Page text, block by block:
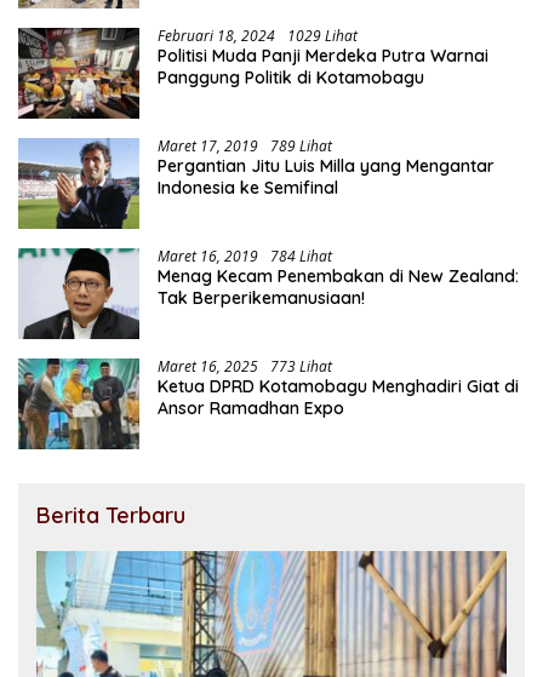
Februari 18, 2024 1029 Lihat
Politisi Muda Panji Merdeka Putra Warnai
Panggung Politik di Kotamobagu
Maret 17, 2019 789 Lihat
Pergantian Jitu Luis Milla yang Mengantar
Indonesia ke Semifinal
Maret 16, 2019 784 Lihat
Menag Kecam Penembakan di New Zealand:
Tak Berperikemanusiaan!
Maret 16, 2025 773 Lihat
Ketua DPRD Kotamobagu Menghadiri Giat di
Ansor Ramadhan Expo
Berita Terbaru